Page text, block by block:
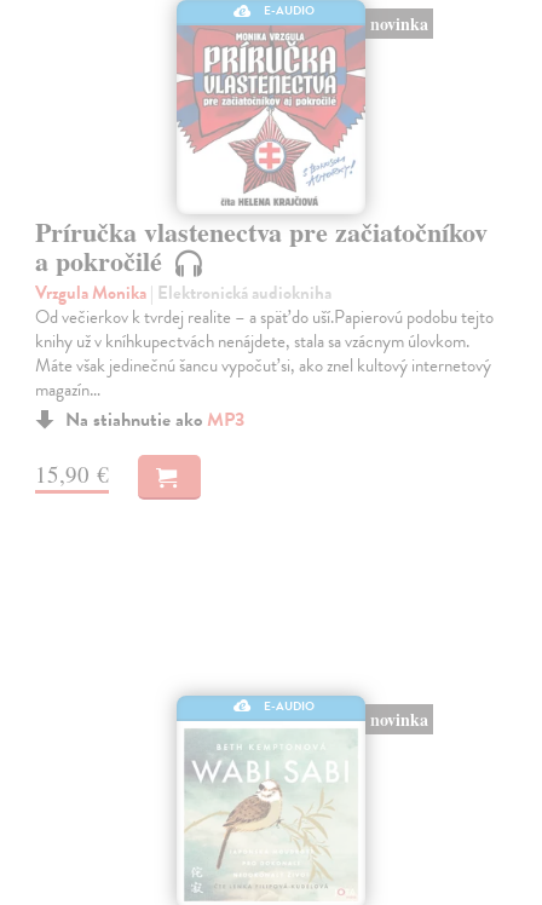
E-AUDIO
novinka
Príručka vlastenectva pre začiatočníkov
a pokročilé
Vrzgula Monika| Elektronická audiokniha
Od večierkov k tvrdej realite – a späť do uší.Papierovú podobu tejto
knihy už v kníhkupectvách nenájdete, stala sa vzácnym úlovkom.
Máte však jedinečnú šancu vypočuť si, ako znel kultový internetový
magazín…
Na stiahnutie ako MP3
15,90 €
E-AUDIO
novinka